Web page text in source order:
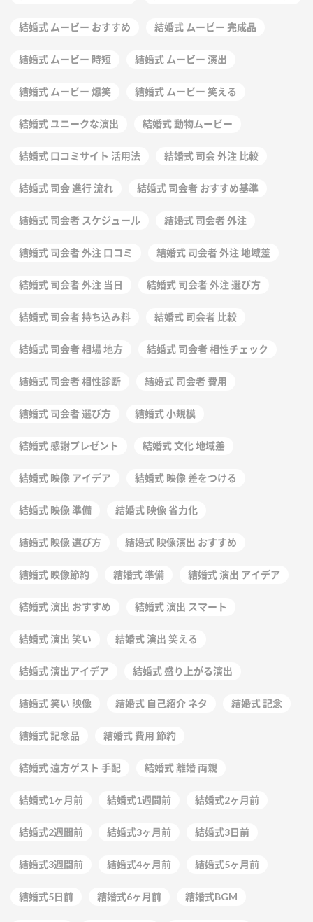
結婚式 ムービー おすすめ 結婚式 ムービー 完成品
結婚式 ムービー 時短 結婚式 ムービー 演出
結婚式 ムービー 爆笑 結婚式 ムービー 笑える
結婚式 ユニークな演出 結婚式 動物ムービー
結婚式 口コミサイト 活用法 結婚式 司会 外注 比較
結婚式 司会 進行 流れ 結婚式 司会者 おすすめ基準
結婚式 司会者 スケジュール 結婚式 司会者 外注
結婚式 司会者 外注 口コミ 結婚式 司会者 外注 地域差
結婚式 司会者 外注 当日 結婚式 司会者 外注 選び方
結婚式 司会者 持ち込み料 結婚式 司会者 比較
結婚式 司会者 相場 地方 結婚式 司会者 相性チェック
結婚式 司会者 相性診断 結婚式 司会者 費用
結婚式 司会者 選び方 結婚式 小規模
結婚式 感謝プレゼント 結婚式 文化 地域差
結婚式 映像 アイデア 結婚式 映像 差をつける
結婚式 映像 準備 結婚式 映像 省力化
結婚式 映像 選び方 結婚式 映像演出 おすすめ
結婚式 映像節約 結婚式 準備 結婚式 演出 アイデア
結婚式 演出 おすすめ 結婚式 演出 スマート
結婚式 演出 笑い 結婚式 演出 笑える
結婚式 演出アイデア 結婚式 盛り上がる演出
結婚式 笑い 映像 結婚式 自己紹介 ネタ 結婚式 記念
結婚式 記念品 結婚式 費用 節約
結婚式 遠方ゲスト 手配 結婚式 離婚 両親
結婚式1ヶ月前 結婚式1週間前 結婚式2ヶ月前
結婚式2週間前 結婚式3ヶ月前 結婚式3日前
結婚式3週間前 結婚式4ヶ月前 結婚式5ヶ月前
結婚式5日前 結婚式6ヶ月前 結婚式BGM